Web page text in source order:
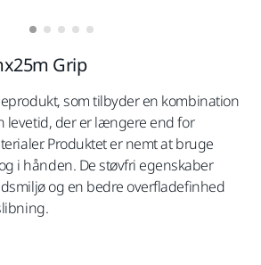
Grip
som tilbyder en kombination
levetid, der er længere end for
Produktet er nemt at bruge
i hånden. De støvfri egenskaber
og en bedre overfladefinhed